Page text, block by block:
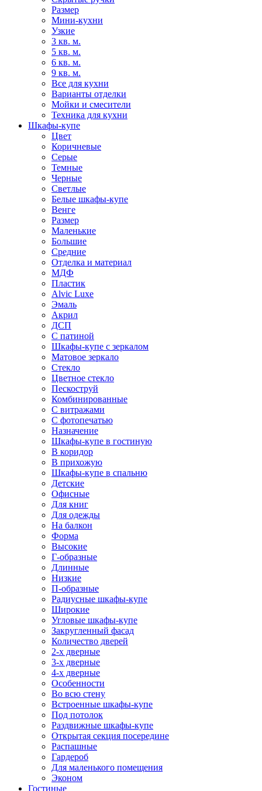
Размер
Мини-кухни
Узкие
3 кв. м.
5 кв. м.
6 кв. м.
9 кв. м.
Все для кухни
Варианты отделки
Мойки и смесители
Техника для кухни
Шкафы-купе
Цвет
Коричневые
Серые
Темные
Черные
Светлые
Белые шкафы-купе
Венге
Размер
Маленькие
Большие
Средние
Отделка и материал
МДФ
Пластик
Alvic Luxe
Эмаль
Акрил
ДСП
С патиной
Шкафы-купе с зеркалом
Матовое зеркало
Стекло
Цветное стекло
Пескоструй
Комбинированные
С витражами
С фотопечатью
Назначение
Шкафы-купе в гостиную
В коридор
В прихожую
Шкафы-купе в спальню
Детские
Офисные
Для книг
Для одежды
На балкон
Форма
Высокие
Г-образные
Длинные
Низкие
П-образные
Радиусные шкафы-купе
Широкие
Угловые шкафы-купе
Закругленный фасад
Количество дверей
2-х дверные
3-х дверные
4-х дверные
Особенности
Во всю стену
Встроенные шкафы-купе
Под потолок
Раздвижные шкафы-купе
Открытая секция посередине
Распашные
Гардероб
Для маленького помещения
Эконом
Гостиные